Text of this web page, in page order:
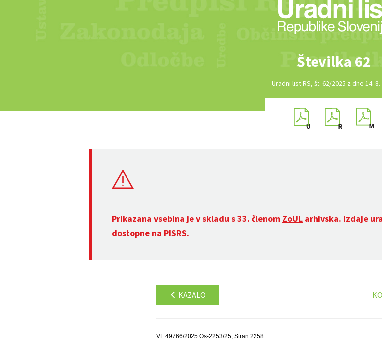
Številka 62
Uradni list RS, št. 62/2025 z dne 14. 8.
Prikazana vsebina je v skladu s 33. členom ZoUL arhivska. Izdaje
dostopne na PISRS.
KAZALO
VL 49766/2025 Os-2253/25, Stran 2258